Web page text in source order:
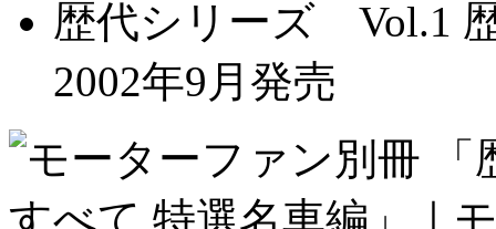
歴代シリーズ Vol.1
2002年9月発売